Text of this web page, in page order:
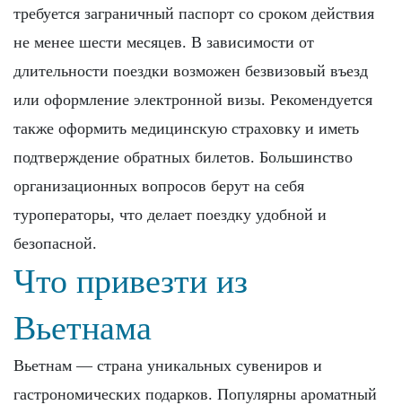
требуется заграничный паспорт со сроком действия
не менее шести месяцев. В зависимости от
длительности поездки возможен безвизовый въезд
или оформление электронной визы. Рекомендуется
также оформить медицинскую страховку и иметь
подтверждение обратных билетов. Большинство
организационных вопросов берут на себя
туроператоры, что делает поездку удобной и
безопасной.
Что привезти из
Вьетнама
Вьетнам — страна уникальных сувениров и
гастрономических подарков. Популярны ароматный